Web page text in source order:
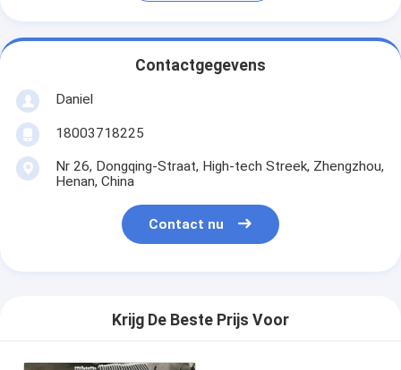
Contactgegevens
Daniel
18003718225
Nr 26, Dongqing-Straat, High-tech Streek, Zhengzhou,
Henan, China
Contact nu
Krijg De Beste Prijs Voor